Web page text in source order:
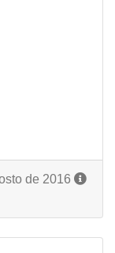
de 2016